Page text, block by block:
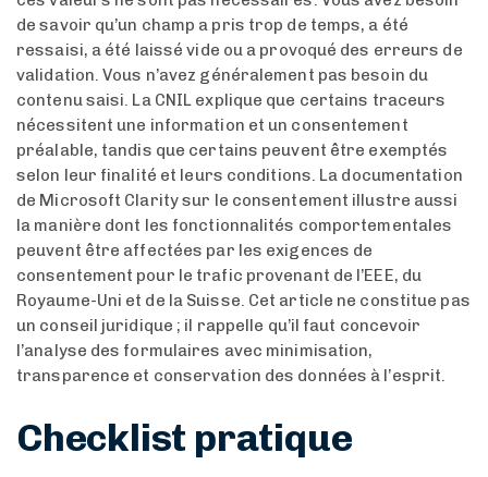
de savoir qu’un champ a pris trop de temps, a été
ressaisi, a été laissé vide ou a provoqué des erreurs de
validation. Vous n’avez généralement pas besoin du
contenu saisi. La CNIL explique que certains traceurs
nécessitent une information et un consentement
préalable, tandis que certains peuvent être exemptés
selon leur finalité et leurs conditions. La documentation
de Microsoft Clarity sur le consentement illustre aussi
la manière dont les fonctionnalités comportementales
peuvent être affectées par les exigences de
consentement pour le trafic provenant de l’EEE, du
Royaume-Uni et de la Suisse. Cet article ne constitue pas
un conseil juridique ; il rappelle qu’il faut concevoir
l’analyse des formulaires avec minimisation,
transparence et conservation des données à l’esprit.
Checklist pratique